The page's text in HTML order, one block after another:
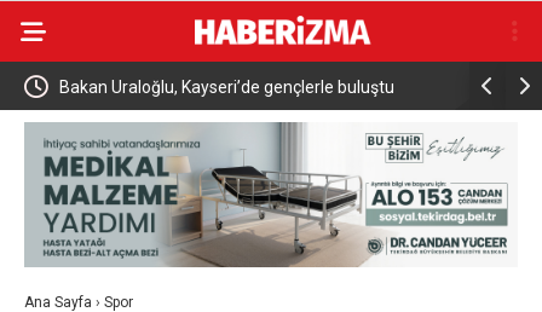
Bakan Uraloğlu, Kayseri’de gençlerle buluştu
müdahale
Ana Sayfa › Spor